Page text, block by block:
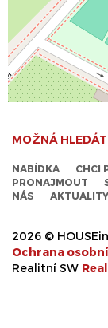
MOŽNÁ
NABÍDKA CHCI
PRONAJMOUT
NÁS
AKTUALITY
2026 ©
Ochrana
Realitní SW Real